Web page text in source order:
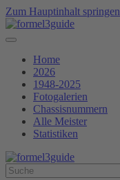
Zum Hauptinhalt springen
Home
2026
1948-2025
Fotogalerien
Chassisnummern
Alle Meister
Statistiken